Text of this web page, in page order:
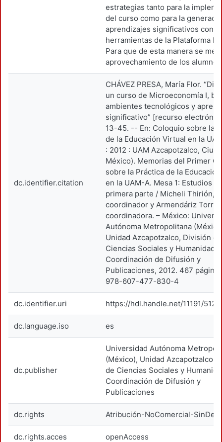
estrategias tanto para la
del curso como para la
aprendizajes significativos con
herramientas de la Plataforma
Para que de esta manera se
aprovechamiento de los
dc.identifier.citation
CHÁVEZ PRESA, María Flor.
un curso de Microeconomía I,
ambientes tecnológicos y
significativo” [recurso
13-45. -- En: Coloquio sobre la
de la Educación Virtual en la
: 2012 : UAM Azcapotzalco,
México). Memorias del Primer
sobre la Práctica de la
en la UAM-A. Mesa 1: Estudios
primera parte / Micheli Thirión,
coordinador y Armendáriz
coordinadora. – México:
Autónoma Metropolitana
Unidad Azcapotzalco, División de
Ciencias Sociales y
Coordinación de Difusión y
Publicaciones, 2012. 467
978-607-477-830-4
dc.identifier.uri https://hdl.handle.net/11191/5127
dc.language.iso es
dc.publisher
Universidad Autónoma
(México), Unidad Azcapotzalco,
de Ciencias Sociales y
Coordinación de Difusión y
Publicaciones
dc.rights Atribución-NoComercial-
dc.rights.acces openAccess